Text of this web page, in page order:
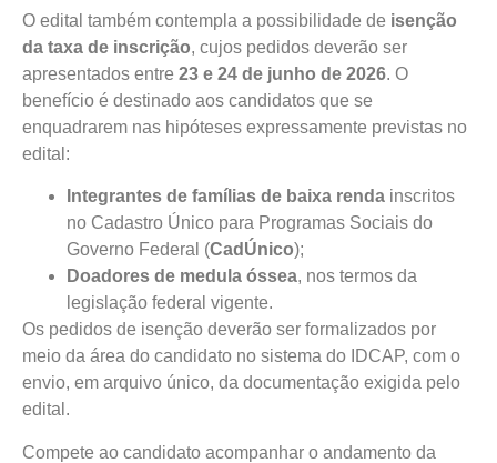
O edital também contempla a possibilidade de isenção
da taxa de inscrição, cujos pedidos deverão ser
apresentados entre 23 e 24 de junho de 2026. O
benefício é destinado aos candidatos que se
enquadrarem nas hipóteses expressamente previstas no
edital:
Integrantes de famílias de baixa renda inscritos
no Cadastro Único para Programas Sociais do
Governo Federal (CadÚnico);
Doadores de medula óssea, nos termos da
legislação federal vigente.
Os pedidos de isenção deverão ser formalizados por
meio da área do candidato no sistema do IDCAP, com o
envio, em arquivo único, da documentação exigida pelo
edital.
Compete ao candidato acompanhar o andamento da